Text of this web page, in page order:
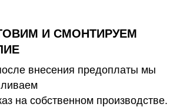
И СМОНТИРУЕМ
внесения предоплаты мы
на собственном производстве.